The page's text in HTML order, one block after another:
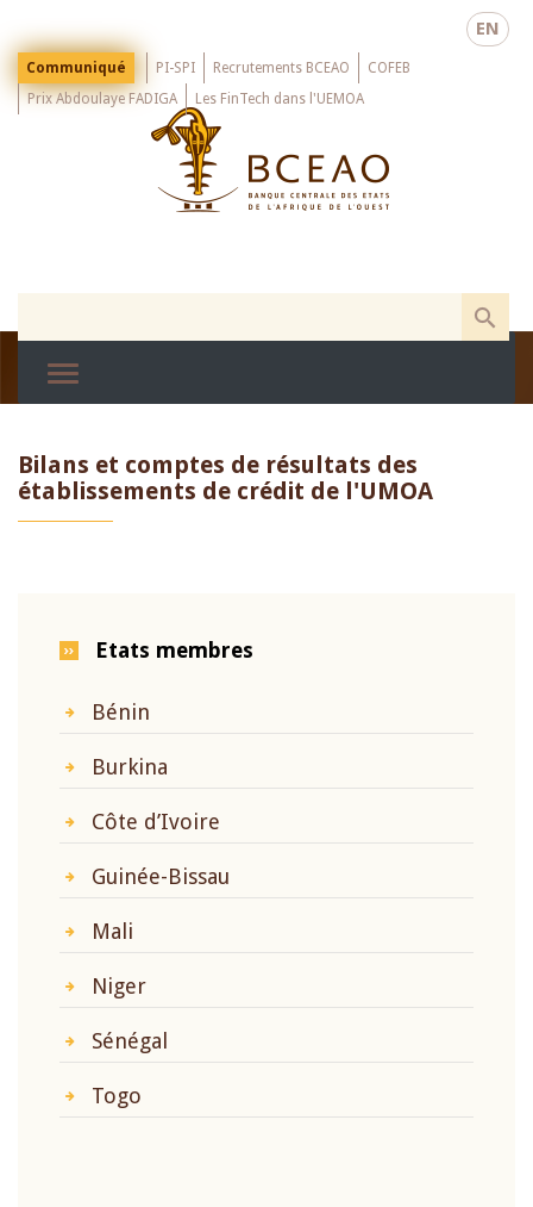
main
EN
Menu
Top
Communiqué PI-SPI Recrutements BCEAO
COFEB
Prix Abdoulaye FADIGA
Les FinTech dans l'UEMOA
Bilans et comptes de résultats des
établissements de crédit de l'UMOA
Etats membres
Bénin
Burkina
Côte d’Ivoire
Guinée-Bissau
Mali
Niger
Sénégal
Togo